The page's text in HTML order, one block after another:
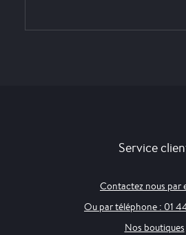
Service
Contactez nous par
Ou par téléphone : 01
Nos boutiques